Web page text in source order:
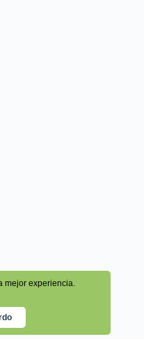
mejor experiencia.